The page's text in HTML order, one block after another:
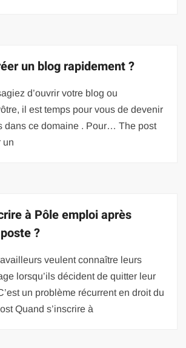
un blog rapidement ?
d’ouvrir votre blog ou
il est temps pour vous de devenir
dans ce domaine . Pour… The post
un
à Pôle emploi après
?
veulent connaître leurs
lorsqu’ils décident de quitter leur
un problème récurrent en droit du
Quand s’inscrire à